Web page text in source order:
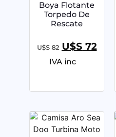
Boya Flotante
Torpedo De
Rescate
U$S82 U$S72
IVA inc